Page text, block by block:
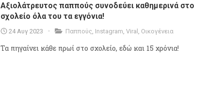
Αξιολάτρευτος παππούς συνοδεύει καθημερινά στο
σχολείο όλα του τα εγγόνια!
24 Αυγ 2023 Παππούς Instagram Viral Οικογένεια
Τα πηγαίνει κάθε πρωί στο σχολείο, εδώ και 15 χρόνια!